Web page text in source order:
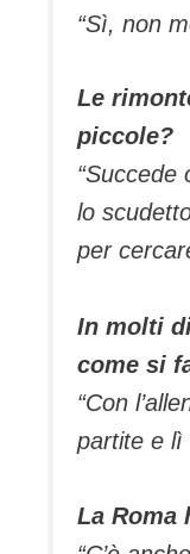
“Sì, non
Le
piccole?
lo
per
In molti
come si
“Con
partite e lì
La Roma